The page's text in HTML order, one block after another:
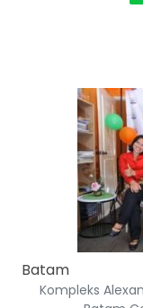
Batam
Kompleks